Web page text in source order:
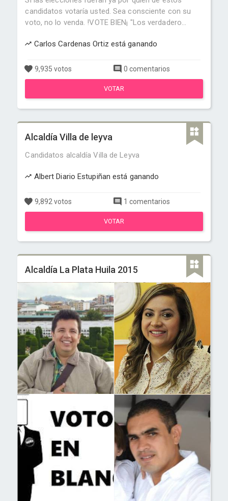
candidatos votaría usted. Sea consciente con su
voto, no lo venda. !VOTE BIEN¡ "Los verdadero...
Carlos Cardenas Ortiz está ganando
9,935 votos 0 comentarios
VOTAR
Alcaldía Villa de leyva
Candidatos alcaldía Villa de Leyva
Albert Diario Estupiñan está ganando
9,892 votos 1 comentarios
VOTAR
Alcaldía La Plata Huila 2015